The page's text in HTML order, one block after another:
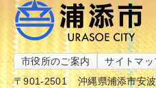
市役所のご案内 サイトマッ
〒901-2501
沖縄県浦添市安